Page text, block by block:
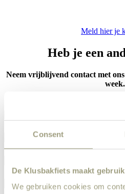
Consent
De Klusbakfiets maakt
We gebruiken cookies om
Meld hier je
Heb je een
Neem vrijblijvend contact met
week.